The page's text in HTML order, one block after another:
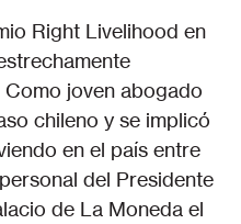
Right Livelihood en
joven abogado
chileno y se implicó
en el país entre
del Presidente
de La Moneda el